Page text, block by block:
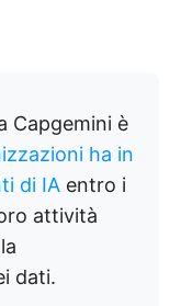
Capgemini è
ha in
di IA entro i
attività
dati.